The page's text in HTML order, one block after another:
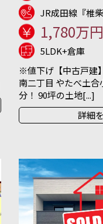
JR成田線『椎
1,780万円
5LDK+倉庫
※値下げ【中古戸建
南二丁目 やたべ土
分！ 90坪の土地[...]
詳細